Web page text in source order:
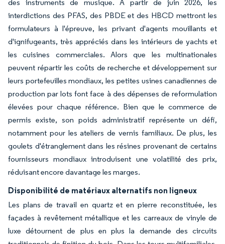
des instruments de musique. À partir de juin 2026, les
interdictions des PFAS, des PBDE et des HBCD mettront les
formulateurs à l'épreuve, les privant d'agents mouillants et
d'ignifugeants, très appréciés dans les intérieurs de yachts et
les cuisines commerciales. Alors que les multinationales
peuvent répartir les coûts de recherche et développement sur
leurs portefeuilles mondiaux, les petites usines canadiennes de
production par lots font face à des dépenses de reformulation
élevées pour chaque référence. Bien que le commerce de
permis existe, son poids administratif représente un défi,
notamment pour les ateliers de vernis familiaux. De plus, les
goulets d'étranglement dans les résines provenant de certains
fournisseurs mondiaux introduisent une volatilité des prix,
réduisant encore davantage les marges.
Disponibilité de matériaux alternatifs non ligneux
Les plans de travail en quartz et en pierre reconstituée, les
façades à revêtement métallique et les carreaux de vinyle de
luxe détournent de plus en plus la demande des circuits